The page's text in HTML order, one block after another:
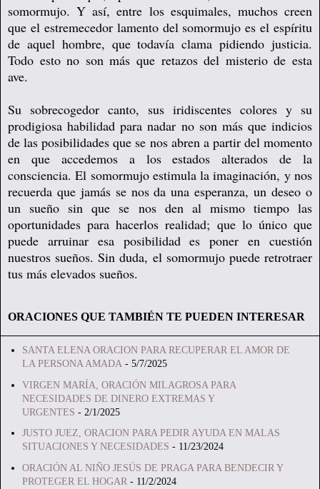
somormujo. Y así, entre los esquimales, muchos creen
que el estremecedor lamento del somormujo es el espíritu
de aquel hombre, que todavía clama pidiendo justicia.
Todo esto no son más que retazos del misterio de esta
ave.
Su sobrecogedor canto, sus iridiscentes colores y su
prodigiosa habilidad para nadar no son más que indicios
de las posibilidades que se nos abren a partir del momento
en que accedemos a los estados alterados de la
consciencia. El somormujo estimula la imaginación, y nos
recuerda que jamás se nos da una esperanza, un deseo o
un sueño sin que se nos den al mismo tiempo las
oportunidades para hacerlos realidad; que lo único que
puede arruinar esa posibilidad es poner en cuestión
nuestros sueños. Sin duda, el somormujo puede retrotraer
tus más elevados sueños.
ORACIONES QUE TAMBIÉN TE PUEDEN INTERESAR
SANTA ELENA ORACION PARA RECUPERAR EL AMOR DE
LA PERSONA AMADA - 5/7/2025
VIRGEN MARÍA, ORACIÓN MILAGROSA PARA
NECESIDADES DE DINERO EXTREMAS Y
URGENTES - 2/1/2025
JUSTO JUEZ, ORACION PARA PEDIR AYUDA EN MALAS
SITUACIONES Y NECESIDADES - 11/23/2024
ORACIÓN AL NIÑO JESÚS DE PRAGA PARA BENDECIR Y
PROTEGER EL HOGAR - 11/2/2024